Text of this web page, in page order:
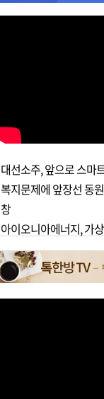
대선소주, 앞으로 스마
복지문제에 앞장선 동
창
아이오니아에너지, 가